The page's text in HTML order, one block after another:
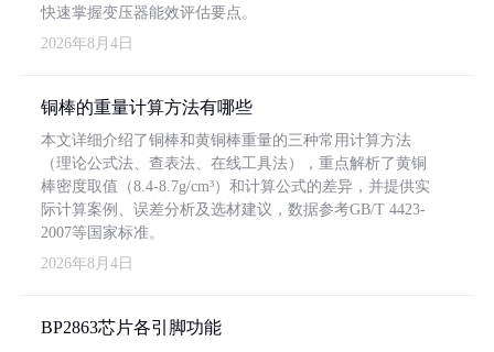
快速掌握变压器能效评估要点。
2026年8月4日
铜棒的重量计算方法有哪些
本文详细介绍了铜棒和黄铜棒重量的三种常用计算方法
（理论公式法、查表法、在线工具法），重点解析了黄铜
棒密度取值（8.4-8.7g/cm³）和计算公式的差异，并提供实
际计算案例、误差分析及选材建议，数据参考GB/T 4423-
2007等国家标准。
2026年8月4日
BP2863芯片各引脚功能